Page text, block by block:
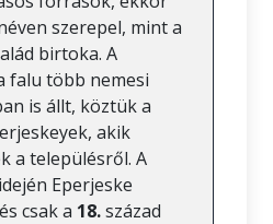
szerepel, mint a
birtoka. A
falu több nemesi
is állt, köztük a
akik
a településről. A
Eperjeske
csak a 18.század